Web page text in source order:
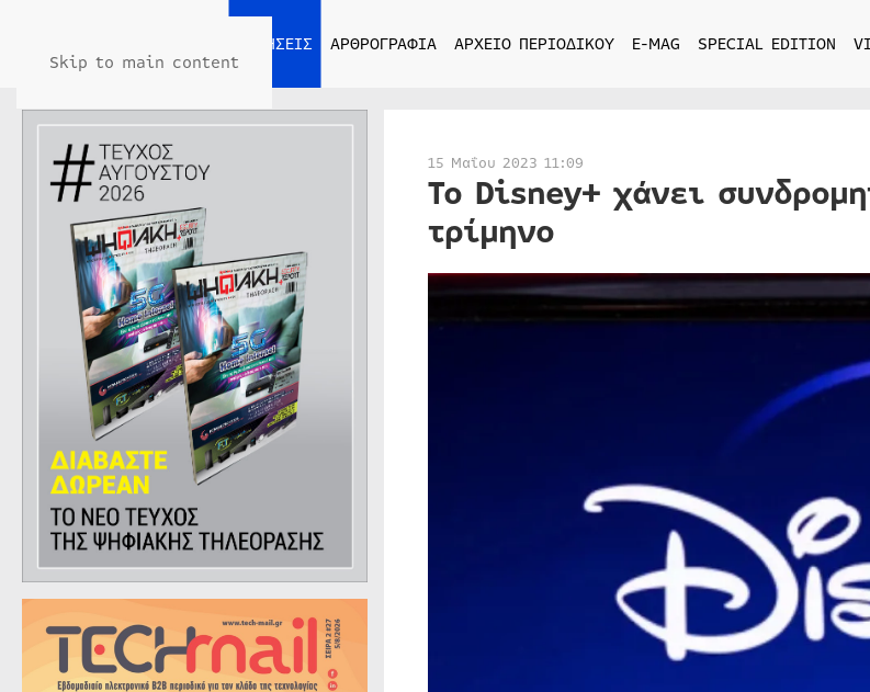
Skip to main content
ΕΙΔΗΣΕΙΣ ΑΡΘΡΟΓΡΑΦΙΑ ΑΡΧΕΙΟ ΠΕΡΙΟΔΙΚΟΥ E-MAG SPECIAL EDITION
15 Μαΐου 2023 11:09
Το Disney+ χάνει
τρίμηνο